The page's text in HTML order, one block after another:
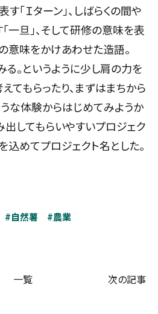
「Ｉターン」、しばらくの間や
一旦」、そして研修の意味を表
の意味をかけあわせた造語。
る。というように少し肩の力を
てもらったり、まずはまちから
な体験からはじめてみようか
出してもらいやすいプロジェク
込めてプロジェクト名とした。
#自然薯 #農業
一覧 次の記事